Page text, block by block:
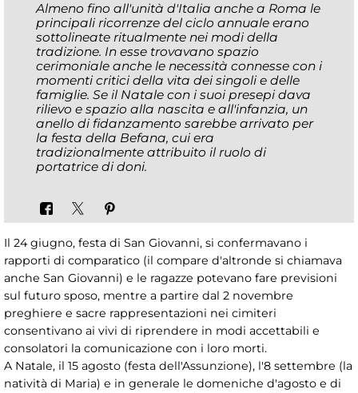
Almeno fino all'unità d'Italia anche a Roma le
principali ricorrenze del ciclo annuale erano
sottolineate ritualmente nei modi della
tradizione. In esse trovavano spazio
cerimoniale anche le necessità connesse con i
momenti critici della vita dei singoli e delle
famiglie. Se il Natale con i suoi presepi dava
rilievo e spazio alla nascita e all'infanzia, un
anello di fidanzamento sarebbe arrivato per
la festa della Befana, cui era
tradizionalmente attribuito il ruolo di
portatrice di doni.
Il 24 giugno, festa di San Giovanni, si confermavano i
rapporti di comparatico (il compare d'altronde si chiamava
anche San Giovanni) e le ragazze potevano fare previsioni
sul futuro sposo, mentre a partire dal 2 novembre
preghiere e sacre rappresentazioni nei cimiteri
consentivano ai vivi di riprendere in modi accettabili e
consolatori la comunicazione con i loro morti.
A Natale, il 15 agosto (festa dell'Assunzione), l'8 settembre (la
natività di Maria) e in generale le domeniche d'agosto e di